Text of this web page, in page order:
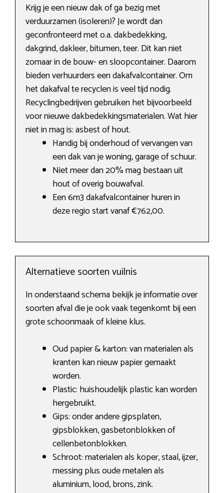
Krijg je een nieuw dak of ga bezig met
verduurzamen (isoleren)? Je wordt dan
geconfronteerd met o.a. dakbedekking,
dakgrind, dakleer, bitumen, teer. Dit kan niet
zomaar in de bouw- en sloopcontainer. Daarom
bieden verhuurders een dakafvalcontainer. Om
het dakafval te recyclen is veel tijd nodig.
Recyclingbedrijven gebruiken het bijvoorbeeld
voor nieuwe dakbedekkingsmaterialen. Wat hier
niet in mag is: asbest of hout.
Handig bij onderhoud of vervangen van
een dak van je woning, garage of schuur.
Niet meer dan 20% mag bestaan uit
hout of overig bouwafval.
Een 6m3 dakafvalcontainer huren in
deze regio start vanaf €762,00.
Alternatieve soorten vuilnis
In onderstaand schema bekijk je informatie over
soorten afval die je ook vaak tegenkomt bij een
grote schoonmaak of kleine klus.
Oud papier & karton: van materialen als
kranten kan nieuw papier gemaakt
worden.
Plastic: huishoudelijk plastic kan worden
hergebruikt.
Gips: onder andere gipsplaten,
gipsblokken, gasbetonblokken of
cellenbetonblokken.
Schroot: materialen als koper, staal, ijzer,
messing plus oude metalen als
aluminium, lood, brons, zink.